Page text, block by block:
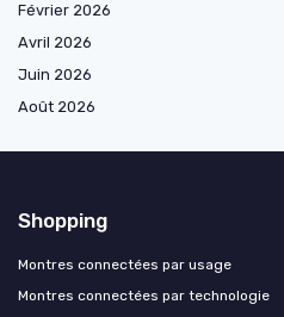
Février 2026
Avril 2026
Juin 2026
Août 2026
Shopping
Montres connectées par usage
Montres connectées par technologie